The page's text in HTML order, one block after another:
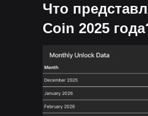
Что
Coin 2025